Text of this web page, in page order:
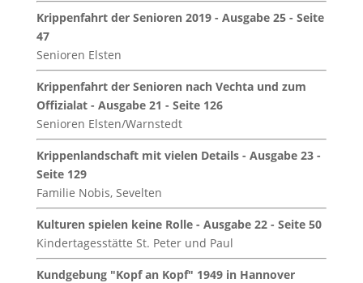
Krippenfahrt der Senioren 2019 - Ausgabe 25 - Seite
47
Senioren Elsten
Krippenfahrt der Senioren nach Vechta und zum
Offizialat - Ausgabe 21 - Seite 126
Senioren Elsten/Warnstedt
Krippenlandschaft mit vielen Details - Ausgabe 23 -
Seite 129
Familie Nobis, Sevelten
Kulturen spielen keine Rolle - Ausgabe 22 - Seite 50
Kindertagesstätte St. Peter und Paul
Kundgebung "Kopf an Kopf" 1949 in Hannover